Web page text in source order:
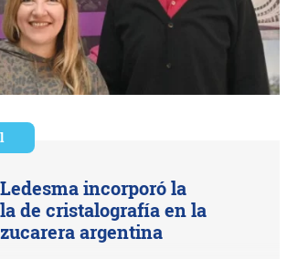
incorporó la
de cristalografía en la
argentina